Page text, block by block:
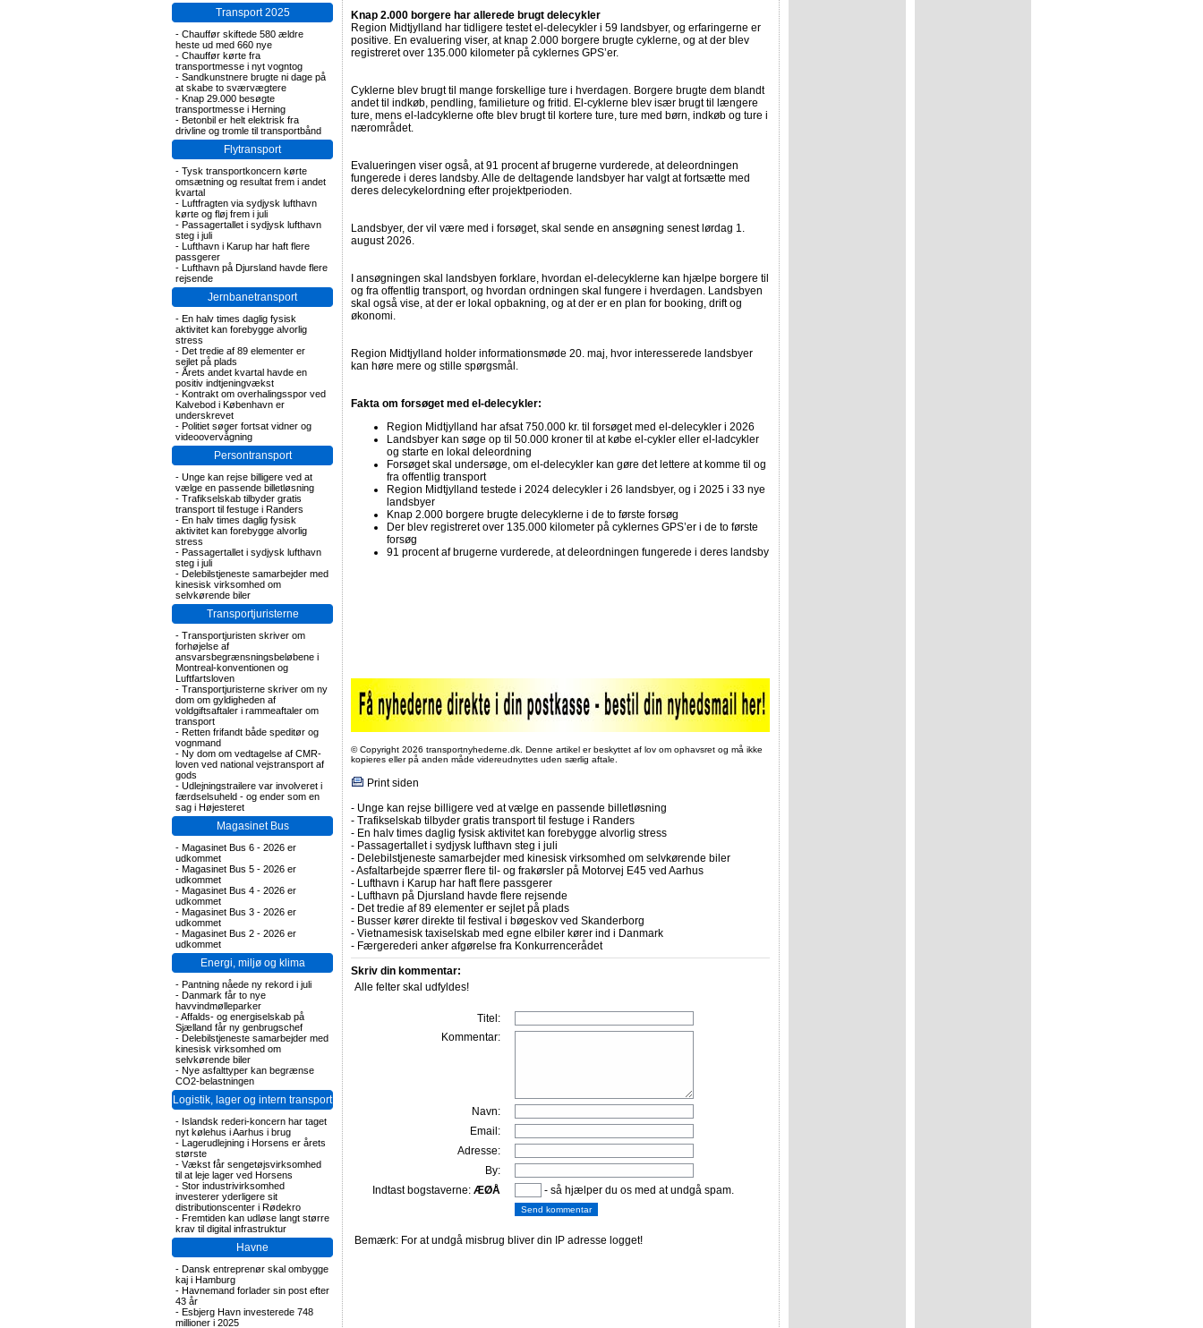
Transport 2025
- Chauffør skiftede 580 ældre
heste ud med 660 nye
- Chauffør kørte fra
transportmesse i nyt vogntog
- Sandkunstnere brugte ni dage på
at skabe to sværvægtere
- Knap 29.000 besøgte
transportmesse i Herning
- Betonbil er helt elektrisk fra
drivline og tromle til transportbånd
Flytransport
- Tysk transportkoncern kørte
omsætning og resultat frem i andet
kvartal
- Luftfragten via sydjysk lufthavn
kørte og fløj frem i juli
- Passagertallet i sydjysk lufthavn
steg i juli
- Lufthavn i Karup har haft flere
passgerer
- Lufthavn på Djursland havde flere
rejsende
Jernbanetransport
- En halv times daglig fysisk
aktivitet kan forebygge alvorlig
stress
- Det tredie af 89 elementer er
sejlet på plads
- Årets andet kvartal havde en
positiv indtjeningvækst
- Kontrakt om overhalingsspor ved
Kalvebod i København er
underskrevet
- Politiet søger fortsat vidner og
videoovervågning
Persontransport
- Unge kan rejse billigere ved at
vælge en passende billetløsning
- Trafikselskab tilbyder gratis
transport til festuge i Randers
- En halv times daglig fysisk
aktivitet kan forebygge alvorlig
stress
- Passagertallet i sydjysk lufthavn
steg i juli
- Delebilstjeneste samarbejder med
kinesisk virksomhed om
selvkørende biler
Transportjuristerne
- Transportjuristen skriver om
forhøjelse af
ansvarsbegrænsningsbeløbene i
Montreal-konventionen og
Luftfartsloven
- Transportjuristerne skriver om ny
dom om gyldigheden af
voldgiftsaftaler i rammeaftaler om
transport
- Retten frifandt både speditør og
vognmand
- Ny dom om vedtagelse af CMR-
loven ved national vejstransport af
gods
- Udlejningstrailere var involveret i
færdselsuheld - og ender som en
sag i Højesteret
Magasinet Bus
- Magasinet Bus 6 - 2026 er
udkommet
- Magasinet Bus 5 - 2026 er
udkommet
- Magasinet Bus 4 - 2026 er
udkommet
- Magasinet Bus 3 - 2026 er
udkommet
- Magasinet Bus 2 - 2026 er
udkommet
Energi, miljø og klima
- Pantning nåede ny rekord i juli
- Danmark får to nye
havvindmølleparker
-Affalds- og energiselskab på
Sjælland får ny genbrugschef
- Delebilstjeneste samarbejder med
kinesisk virksomhed om
selvkørende biler
- Nye asfalttyper kan begrænse
CO2-belastningen
Logistik, lager og intern transport
- Islandsk rederi-koncern har taget
nyt kølehus i Aarhus i brug
- Lagerudlejning i Horsens er årets
største
- Vækst får sengetøjsvirksomhed
til at leje lager ved Horsens
- Stor industrivirksomhed
investerer yderligere sit
distributionscenter i Rødekro
- Fremtiden kan udløse langt større
krav til digital infrastruktur
Havne
- Dansk entreprenør skal ombygge
kaj i Hamburg
- Havnemand forlader sin post efter
43 år
- Esbjerg Havn investerede 748
millioner i 2025
Knap 2.000 borgere har allerede brugt delecykler
Region Midtjylland har tidligere testet el-delecykler i 59 landsbyer, og erfaringerne er
positive. En evaluering viser, at knap 2.000 borgere brugte cyklerne, og at der blev
registreret over 135.000 kilometer på cyklernes GPS’er.
Cyklerne blev brugt til mange forskellige ture i hverdagen. Borgere brugte dem blandt
andet til indkøb, pendling, familieture og fritid. El-cyklerne blev især brugt til længere
ture, mens el-ladcyklerne ofte blev brugt til kortere ture, ture med børn, indkøb og ture i
nærområdet.
Evalueringen viser også, at 91 procent af brugerne vurderede, at deleordningen
fungerede i deres landsby. Alle de deltagende landsbyer har valgt at fortsætte med
deres delecykelordning efter projektperioden.
Landsbyer, der vil være med i forsøget, skal sende en ansøgning senest lørdag 1.
august 2026.
I ansøgningen skal landsbyen forklare, hvordan el-delecyklerne kan hjælpe borgere til
og fra offentlig transport, og hvordan ordningen skal fungere i hverdagen. Landsbyen
skal også vise, at der er lokal opbakning, og at der er en plan for booking, drift og
økonomi.
Region Midtjylland holder informationsmøde 20. maj, hvor interesserede landsbyer
kan høre mere og stille spørgsmål.
Fakta om forsøget med el-delecykler:
Region Midtjylland har afsat 750.000 kr. til forsøget med el-delecykler i 2026
Landsbyer kan søge op til 50.000 kroner til at købe el-cykler eller el-ladcykler
og starte en lokal deleordning
Forsøget skal undersøge, om el-delecykler kan gøre det lettere at komme til og
fra offentlig transport
Region Midtjylland testede i 2024 delecykler i 26 landsbyer, og i 2025 i 33 nye
landsbyer
Knap 2.000 borgere brugte delecyklerne i de to første forsøg
Der blev registreret over 135.000 kilometer på cyklernes GPS’er i de to første
forsøg
91 procent af brugerne vurderede, at deleordningen fungerede i deres landsby
© Copyright 2026 transportnyhederne.dk. Denne artikel er beskyttet af lov om ophavsret og må ikke
kopieres eller på anden måde videreudnyttes uden særlig aftale.
Print siden
- Unge kan rejse billigere ved at vælge en passende billetløsning
- Trafikselskab tilbyder gratis transport til festuge i Randers
- En halv times daglig fysisk aktivitet kan forebygge alvorlig stress
- Passagertallet i sydjysk lufthavn steg i juli
- Delebilstjeneste samarbejder med kinesisk virksomhed om selvkørende biler
-Asfaltarbejde spærrer flere til- og frakørsler på Motorvej E45 ved Aarhus
- Lufthavn i Karup har haft flere passgerer
- Lufthavn på Djursland havde flere rejsende
- Det tredie af 89 elementer er sejlet på plads
- Busser kører direkte til festival i bøgeskov ved Skanderborg
- Vietnamesisk taxiselskab med egne elbiler kører ind i Danmark
- Færgerederi anker afgørelse fra Konkurrencerådet
Skriv din kommentar:
Alle felter skal udfyldes!
Titel:
Kommentar:
Navn:
Email:
Adresse:
By:
Indtast bogstaverne: ÆØÅ - så hjælper du os med at undgå spam.
Bemærk: For at undgå misbrug bliver din IP adresse logget!